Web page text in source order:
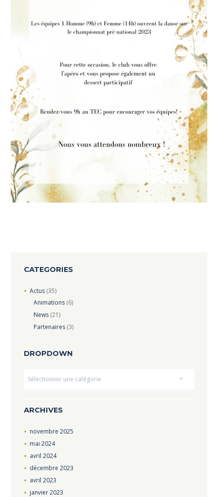
CATEGORIES
Actus(35)
Animations (6)
News (21)
Partenaires (3)
DROPDOWN
ARCHIVES
novembre 2025
mai 2024
avril 2024
décembre 2023
avril 2023
janvier2023